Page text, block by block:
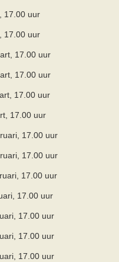
17.00 uur
17.00 uur
17.00 uur
17.00 uur
17.00 uur
17.00 uur
17.00 uur
17.00 uur
17.00 uur
17.00 uur
17.00 uur
17.00 uur
17.00 uur